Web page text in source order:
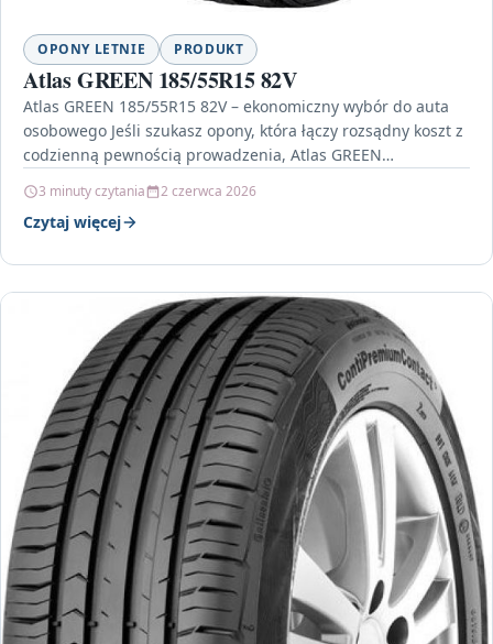
OPONY LETNIE PRODUKT
Atlas GREEN 185/55R15 82V
Atlas GREEN 185/55R15 82V – ekonomiczny wybór do auta
osobowego Jeśli szukasz opony, która łączy rozsądny koszt z
codzienną pewnością prowadzenia, Atlas GREEN
3 minuty czytania 2 czerwca 2026
Czytaj więcej